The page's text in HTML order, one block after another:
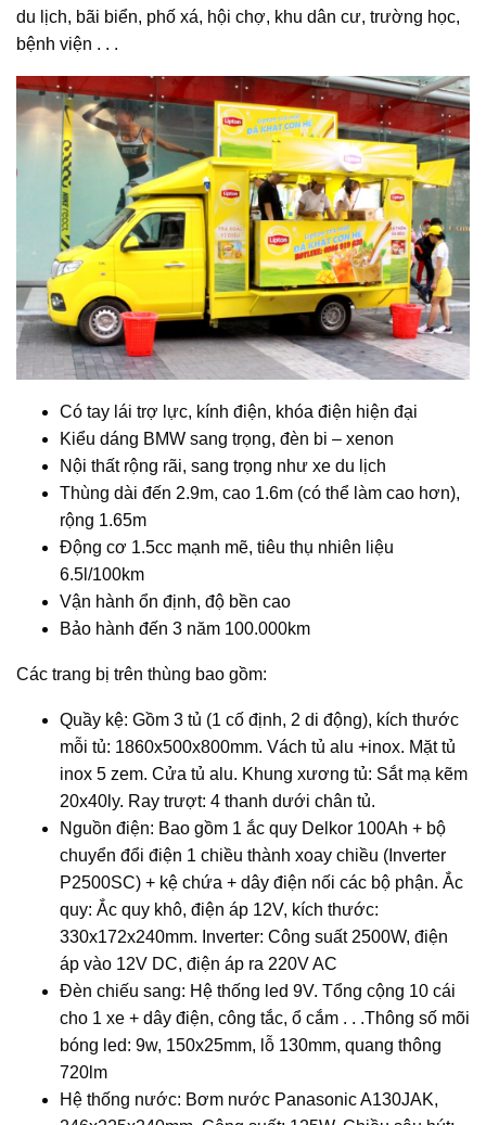
du lịch, bãi biển, phố xá, hội chợ, khu dân cư, trường học,
bệnh viện . . .
Có tay lái trợ lực, kính điện, khóa điện hiện đại
Kiểu dáng BMW sang trọng, đèn bi – xenon
Nội thất rộng rãi, sang trọng như xe du lịch
Thùng dài đến 2.9m, cao 1.6m (có thể làm cao hơn),
rộng 1.65m
Động cơ 1.5cc mạnh mẽ, tiêu thụ nhiên liệu
6.5l/100km
Vận hành ổn định, độ bền cao
Bảo hành đến 3 năm 100.000km
Các trang bị trên thùng bao gồm:
Quầy kệ: Gồm 3 tủ (1 cố định, 2 di động), kích thước
mỗi tủ: 1860x500x800mm. Vách tủ alu +inox. Mặt tủ
inox 5 zem. Cửa tủ alu. Khung xương tủ: Sắt mạ kẽm
20x40ly. Ray trượt: 4 thanh dưới chân tủ.
Nguồn điện: Bao gồm 1 ắc quy Delkor 100Ah + bộ
chuyển đổi điện 1 chiều thành xoay chiều (Inverter
P2500SC) + kệ chứa + dây điện nối các bộ phận. Ắc
quy: Ắc quy khô, điện áp 12V, kích thước:
330x172x240mm. Inverter: Công suất 2500W, điện
áp vào 12V DC, điện áp ra 220V AC
Đèn chiếu sang: Hệ thống led 9V. Tổng cộng 10 cái
cho 1 xe + dây điện, công tắc, ổ cắm . . .Thông số mõi
bóng led: 9w, 150x25mm, lỗ 130mm, quang thông
720lm
Hệ thống nước: Bơm nước Panasonic A130JAK,